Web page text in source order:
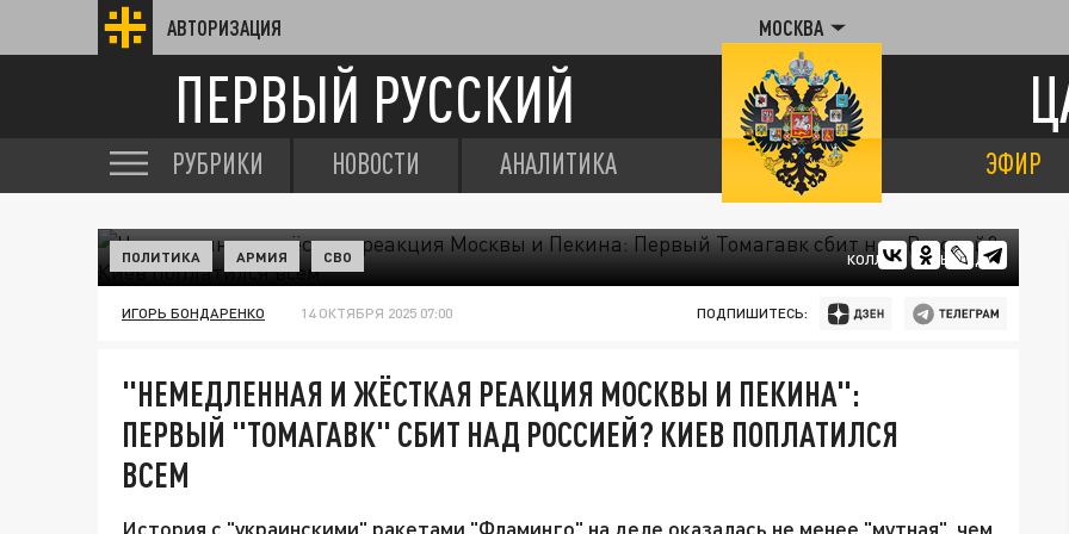
АВТОРИЗАЦИЯ МОСКВА
ПЕРВЫЙ РУССКИЙ
РУБРИКИ НОВОСТИ АНАЛИТИКА ЭФИР
КОЛЛАЖ ЦАРЬГРАДА
ПОЛИТИКА АРМИЯ СВО
ИГОРЬ БОНДАРЕНКО 14 ОКТЯБРЯ 2025 07:00 ПОДПИШИТЕСЬ:
"НЕМЕДЛЕННАЯ И ЖЁСТКАЯ РЕАКЦИЯ МОСКВЫ И ПЕКИНА":
ПЕРВЫЙ "ТОМАГАВК" СБИТ НАД РОССИЕЙ? КИЕВ ПОПЛАТИЛСЯ
ВСЕМ
История с "украинскими" ракетами "Фламинго" на деле оказалась не менее "мутная", чем